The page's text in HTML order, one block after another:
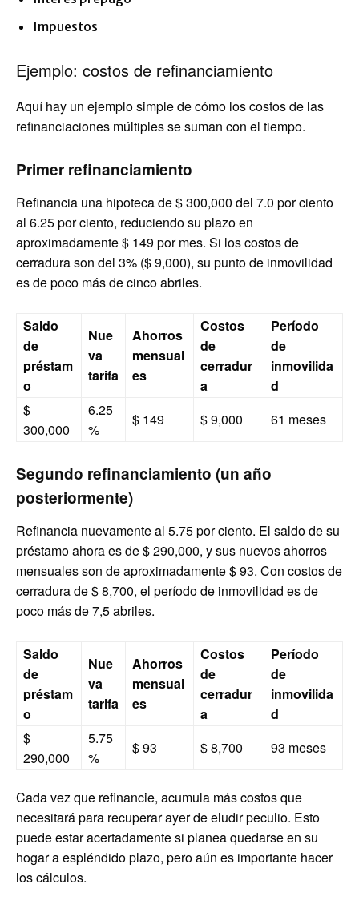
Impuestos
Ejemplo: costos de refinanciamiento
Aquí hay un ejemplo simple de cómo los costos de las
refinanciaciones múltiples se suman con el tiempo.
Primer refinanciamiento
Refinancia una hipoteca de $ 300,000 del 7.0 por ciento
al 6.25 por ciento, reduciendo su plazo en
aproximadamente $ 149 por mes. Si los costos de
cerradura son del 3% ($ 9,000), su punto de inmovilidad
es de poco más de cinco abriles.
Saldo
de
préstam
o
Nue
va
tarifa
Ahorros
mensual
es
Costos
de
cerradur
a
Período
de
inmovilida
d
$
300,000
6.25
%
$ 149 $ 9,000 61 meses
Segundo refinanciamiento (un año
posteriormente)
Refinancia nuevamente al 5.75 por ciento. El saldo de su
préstamo ahora es de $ 290,000, y sus nuevos ahorros
mensuales son de aproximadamente $ 93. Con costos de
cerradura de $ 8,700, el período de inmovilidad es de
poco más de 7,5 abriles.
Saldo
de
préstam
o
Nue
va
tarifa
Ahorros
mensual
es
Costos
de
cerradur
a
Período
de
inmovilida
d
$
290,000
5.75
%
$ 93 $ 8,700 93 meses
Cada vez que refinancie, acumula más costos que
necesitará para recuperar ayer de eludir peculio. Esto
puede estar acertadamente si planea quedarse en su
hogar a espléndido plazo, pero aún es importante hacer
los cálculos.